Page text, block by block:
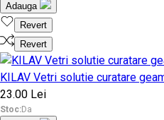
Adauga
Revert
Revert
KILAV Vetri solutie curatare
23.00 Lei
Stoc:Da